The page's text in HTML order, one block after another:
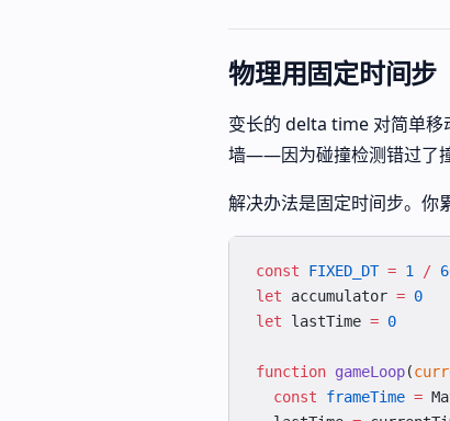
物理用固定时间步
变长的 delta time 对简单移
墙——因为碰撞检测错过了撞
解决办法是固定时间步。你
const FIXED_DT = 1 /
let accumulator = 0
let lastTime = 0
function gameLoop(
  const
frameTime =